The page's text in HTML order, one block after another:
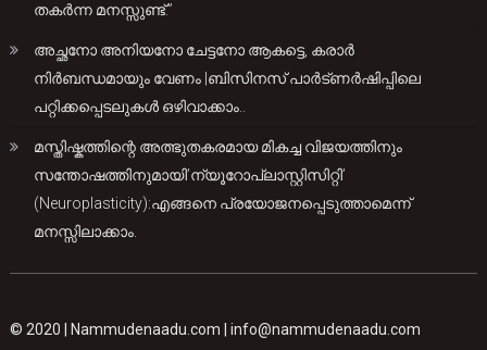
തകർന്ന മനസ്സുണ്ട്.”
അച്ഛനോ അനിയനോ ചേട്ടനോ ആകട്ടെ, കരാർ
നിർബന്ധമായും വേണം |ബിസിനസ് പാർട്ണർഷിപ്പിലെ
പറ്റിക്കപ്പെടലുകൾ ഒഴിവാക്കാം..
മസ്തിഷ്കത്തിന്റെ അത്ഭുതകരമായ മികച്ച വിജയത്തിനും
സന്തോഷത്തിനുമായി’ന്യൂറോപ്ലാസ്റ്റിസിറ്റി’
(Neuroplasticity):എങ്ങനെ പ്രയോജനപ്പെടുത്താമെന്ന്
മനസ്സിലാക്കാം.
© 2020 | Nammudenaadu.com |info@nammudenaadu.com